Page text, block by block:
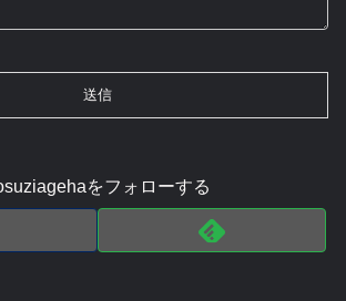
をフォローする